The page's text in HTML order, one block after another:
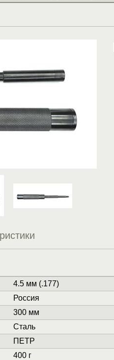
4.5 мм (.177)
Россия
300 мм
Сталь
ПЕТР
400 г